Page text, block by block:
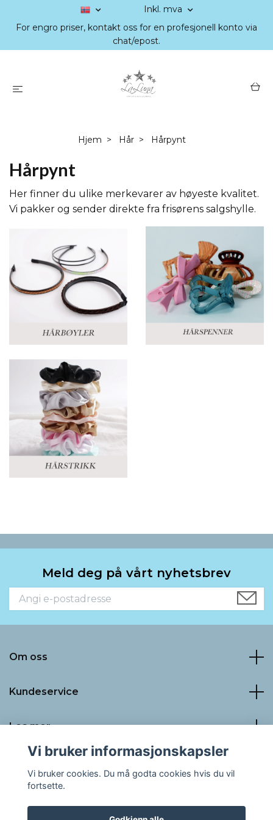
Inkl. mva
For engro priser, kontakt oss for en profesjonell konto via
chat/epost.
Hjem Hår Hårpynt
Hårpynt
Her finner du ulike merkevarer av høyeste kvalitet.
Vi pakker og sender direkte fra frisørens salgshylle.
Meld deg på vårt nyhetsbrev
Om oss
Kundeservice
Les mer
Vi bruker informasjonskapsler
Vi bruker cookies. Du må godta cookies hvis du vil
fortsette.